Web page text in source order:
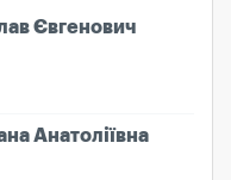
Євгенович
Анатоліївна